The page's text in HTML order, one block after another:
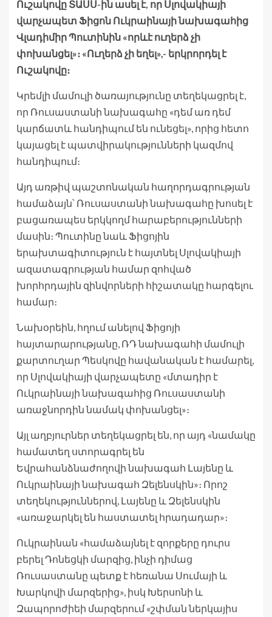
Ուշակովը ՏԱՍՍ-ին ասել է, որ Սլովակիայի
վարչապետ Ֆիցոն Ուկրաինայի նախագահից
Վլադիմիր Պուտինին «որևէ ուղերձ չի
փոխանցել»։ «Ուղերձ չի եղել»,- երկրորդել է
Ուշակովը։
Կրեմլի մամուլի ծառայությունը տեղեկացրել է,
որ Ռուսաստանի նախագահը «դեմ առ դեմ
կարճատև հանդիպում են ունեցել», որից հետո
կայացել է պատվիրակությունների կազմով
հանդիպում։
Այդ առթիվ պաշտոնական հաղորդագրության
համաձայն՝ Ռուսաստանի նախագահը խոսել է
բացառապես երկկողմ հարաբերությունների
մասին։ Պուտինը նաև Ֆիցոյին
երախտագիտություն է հայտնել Սլովակիայի
ազատագրության համար զոհված
խորհրդային զինվորների հիշատակը հարգելու
համար։
Նախօրեին, հղում անելով Ֆիցոյի
հայտարարությանը, ՌԴ նախագահի մամուլի
քարտուղար Պեսկովը հավանական է համարել,
որ Սլովակիայի վարչապետը «մտադիր է
Ուկրաինայի նախագահից Ռուսաստանի
առաջնորդին նամակ փոխանցել»։
Այլ աղբյուրներ տեղեկացրել են, որ այդ «նամակը
համատեղ ստորագրել են
Եվրահանձնաժողովի նախագահ Լայենը և
Ուկրաինայի նախագահ Զելենսկին»։ Որոշ
տեղեկություններով, Լայենը և Զելենսկին
«առաջարկել են հաստատել հրադադար»։
Ուկրաինան «համաձայնել է զորքերը դուրս
բերել Դոնեցկի մարզից, ինչի դիմաց
Ռուսաստանը պետք է հեռանա Սումայի և
Խարկովի մարզերից», իսկ Խերսոնի և
Զապորոժիեի մարզերում «շփման ներկայիս